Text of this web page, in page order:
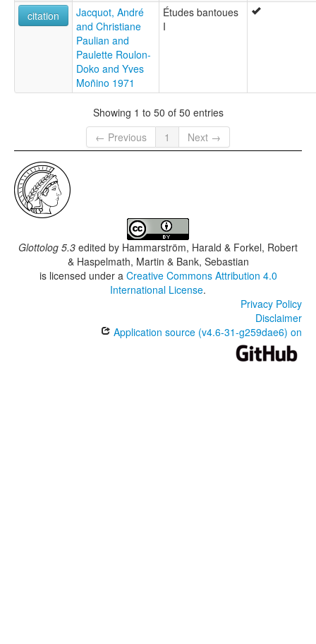
citation
Jacquot, André
and Christiane
Paulian and
Paulette Roulon-
Doko and Yves
Moñino 1971
Études bantoues
I
Showing 1 to 50 of 50 entries
← Previous
1 Next →
Glottolog 5.3 edited by Hammarström, Harald & Forkel, Robert
& Haspelmath, Martin & Bank, Sebastian
is licensed under a Creative Commons Attribution 4.0
International License.
Privacy Policy
Disclaimer
Application source (v4.6-31-g259dae6) on